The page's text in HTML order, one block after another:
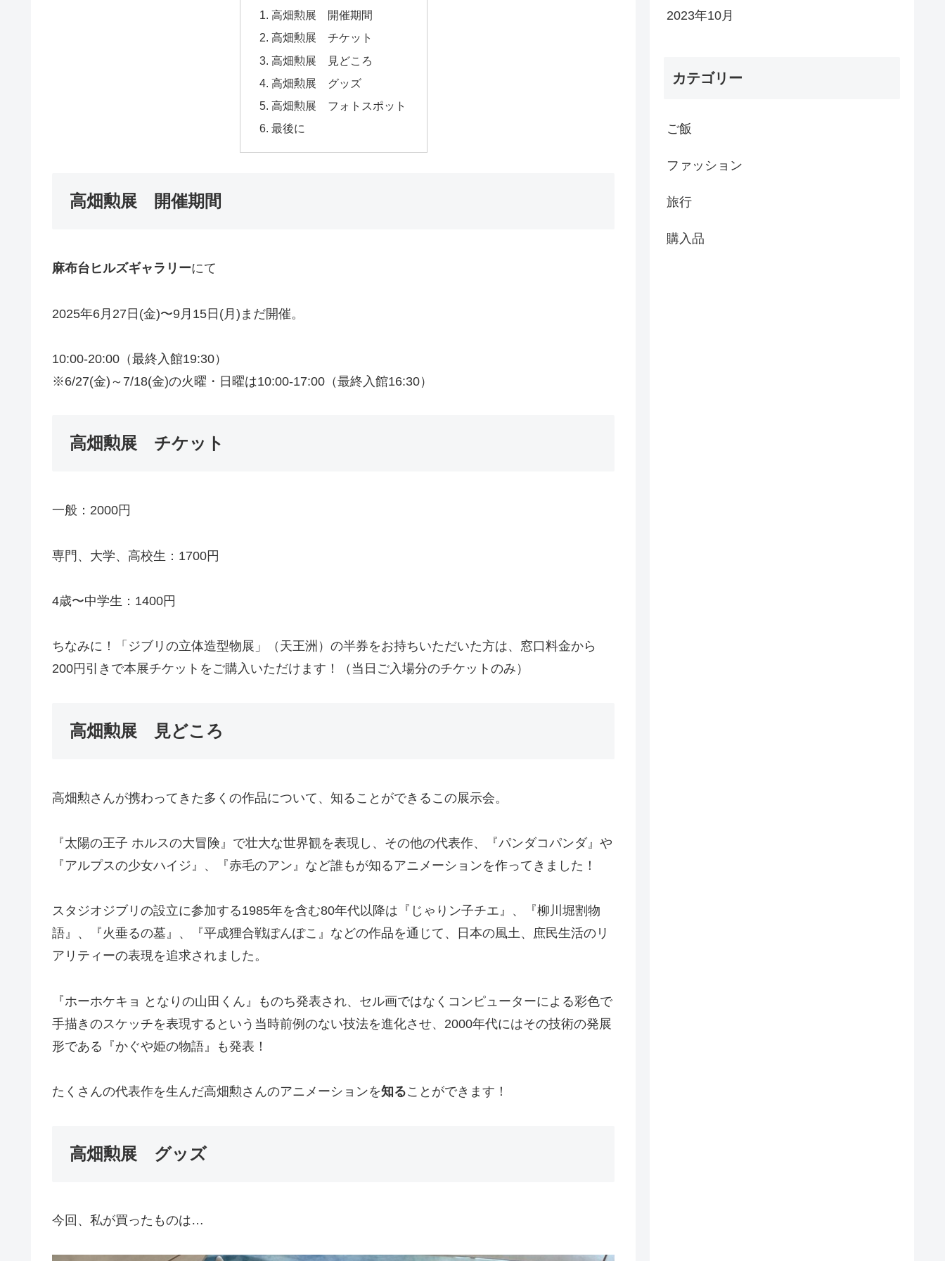
高畑勲展 開催期間
高畑勲展 チケット
高畑勲展 見どころ
高畑勲展 グッズ
高畑勲展 フォトスポット
最後に
高畑勲展 開催期間
麻布台ヒルズギャラリーにて
2025年6月27日(金)〜9月15日(月)まだ開催。
10:00-20:00（最終入館19:30）
※6/27(金)～7/18(金)の火曜・日曜は10:00-17:00（最終入館16:30）
高畑勲展 チケット
一般：2000円
専門、大学、高校生：1700円
4歳〜中学生：1400円
ちなみに！「ジブリの立体造型物展」（天王洲）の半券をお持ちいただいた方は、窓口料金から
200円引きで本展チケットをご購入いただけます！（当日ご入場分のチケットのみ）
高畑勲展 見どころ
高畑勲さんが携わってきた多くの作品について、知ることができるこの展示会。
『太陽の王子 ホルスの大冒険』で壮大な世界観を表現し、その他の代表作、『パンダコパンダ』や
『アルプスの少女ハイジ』、『赤毛のアン』など誰もが知るアニメーションを作ってきました！
スタジオジブリの設立に参加する1985年を含む80年代以降は『じゃりン子チエ』、『柳川堀割物
語』、『火垂るの墓』、『平成狸合戦ぽんぽこ』などの作品を通じて、日本の風土、庶民生活のリ
アリティーの表現を追求されました。
『ホーホケキョ となりの山田くん』ものち発表され、セル画ではなくコンピューターによる彩色で
手描きのスケッチを表現するという当時前例のない技法を進化させ、2000年代にはその技術の発展
形である『かぐや姫の物語』も発表！
たくさんの代表作を生んだ高畑勲さんのアニメーションを知ることができます！
高畑勲展 グッズ
今回、私が買ったものは…
2023年10月
カテゴリー
ご飯
ファッション
旅行
購入品